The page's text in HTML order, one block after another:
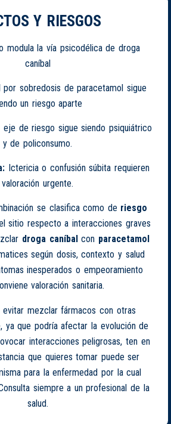
Y RIESGOS
modula la vía psicodélica de droga
caníbal
por sobredosis de paracetamol sigue
un riesgo aparte
de riesgo sigue siendo psiquiátrico
y de policonsumo.
Ictericia o confusión súbita requieren
valoración urgente.
se clasifica como de riesgo
sitio respecto a interacciones graves
droga caníbalcon paracetamol
según dosis, contexto y salud
inesperados o empeoramiento
valoración sanitaria.
evitar mezclar fármacos con otras
ya que podría afectar la evolución de
interacciones peligrosas, ten en
que quieres tomar puede ser
para la enfermedad por la cual
siempre a un profesional de la
salud.